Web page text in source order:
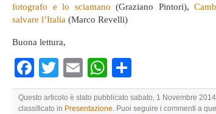
fotografo e lo sciamano (Graziano Pintori),
salvare l’Italia (Marco Revelli)
Buona lettura,
Facebook
TwitterEmailWhatsApp
Questo articolo è stato pubblicato sabato, 1 Novembre
classificato in Presentazione. Puoi seguire i commenti a